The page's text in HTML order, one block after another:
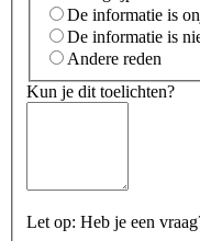
De informatie is
De informatie is
Andere reden
Kun je dit toelichten?
Let op: Heb je een